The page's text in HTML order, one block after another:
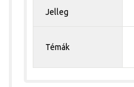
Jelleg
Témák